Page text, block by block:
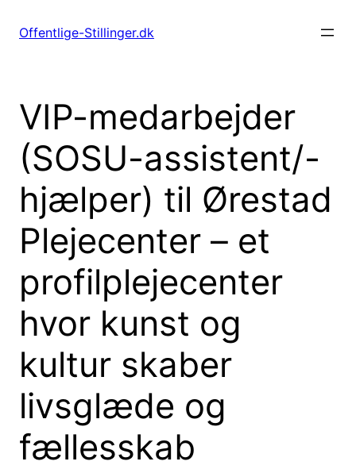
Offentlige-Stillinger.dk
VIP-medarbejder
(SOSU-assistent/-
hjælper) til Ørestad
Plejecenter – et
profilplejecenter
hvor kunst og
kultur skaber
livsglæde og
fællesskab